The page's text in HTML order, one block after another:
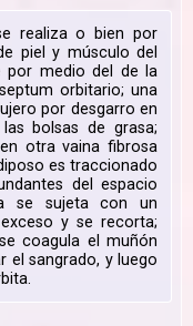
realiza o bien por
piel y músculo del
por medio del de la
orbitario; una
por desgarro en
bolsas de grasa;
otra vaina fibrosa
es traccionado
del espacio
se sujeta con un
y se recorta;
coagula el muñón
el sangrado, y luego